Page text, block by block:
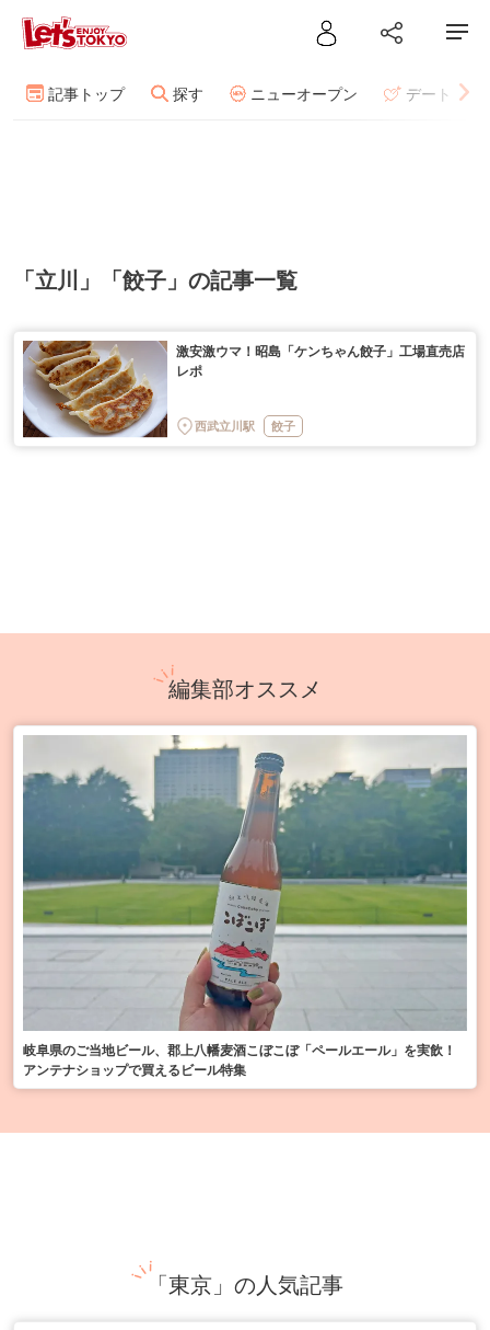
記事トップ 探す ニューオープン デート
「立川」「餃子」の記事一覧
激安激ウマ！昭島「ケンちゃん餃子」工場直売店
レポ
西武立川駅 餃子
編集部オススメ
岐阜県のご当地ビール、郡上八幡麦酒こぼこぼ「ペールエール」を実飲！
アンテナショップで買えるビール特集
「東京」の人気記事